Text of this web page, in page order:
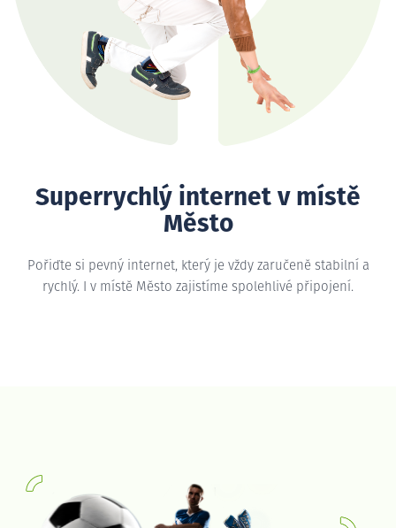
Superrychlý internet v místě
Město
Pořiďte si pevný internet, který je vždy zaručeně stabilní a
rychlý. I v místě Město zajistíme spolehlivé připojení.